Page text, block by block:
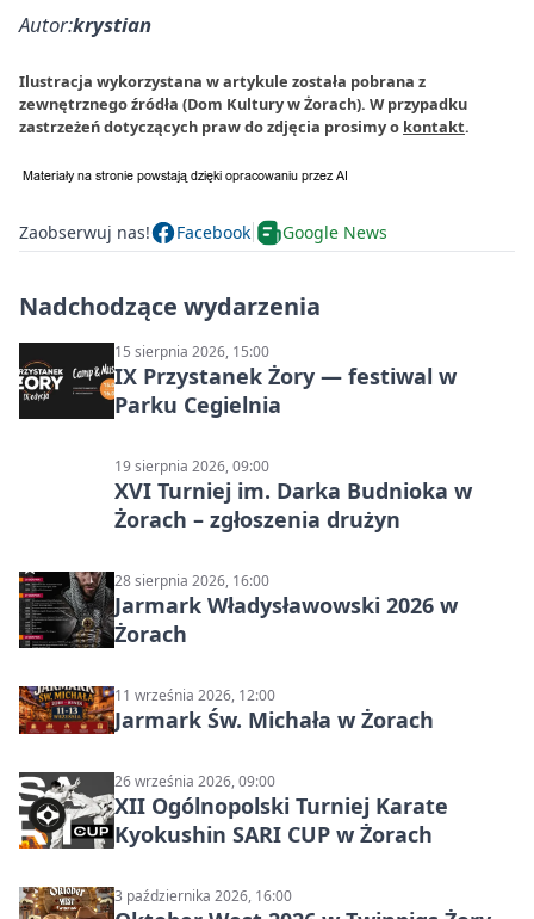
Autor:krystian
Ilustracja wykorzystana w artykule została pobrana z
zewnętrznego źródła (Dom Kultury w Żorach). W przypadku
zastrzeżeń dotyczących praw do zdjęcia prosimy o kontakt.
Zaobserwuj nas! Facebook Google News
Nadchodzące wydarzenia
15 sierpnia 2026, 15:00
IX Przystanek Żory — festiwal w
Parku Cegielnia
19 sierpnia 2026, 09:00
XVI Turniej im. Darka Budnioka w
Żorach – zgłoszenia drużyn
28 sierpnia 2026, 16:00
Jarmark Władysławowski 2026 w
Żorach
11 września 2026, 12:00
Jarmark Św. Michała w Żorach
26 września 2026, 09:00
XII Ogólnopolski Turniej Karate
Kyokushin SARI CUP w Żorach
3 października 2026, 16:00